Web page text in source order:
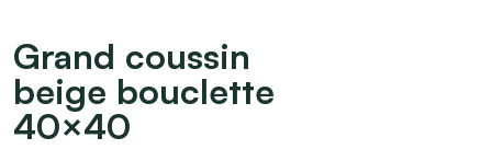
Grand coussin
beige bouclette
40×40